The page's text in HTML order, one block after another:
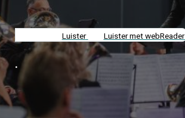
KRUIMELPAD
Luister Luister met webReader
.